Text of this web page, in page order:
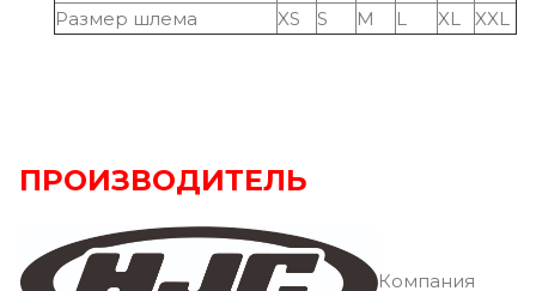
Размер шлема
XS S M L XL XXL
ПРОИЗВОДИТЕЛЬ
Компания